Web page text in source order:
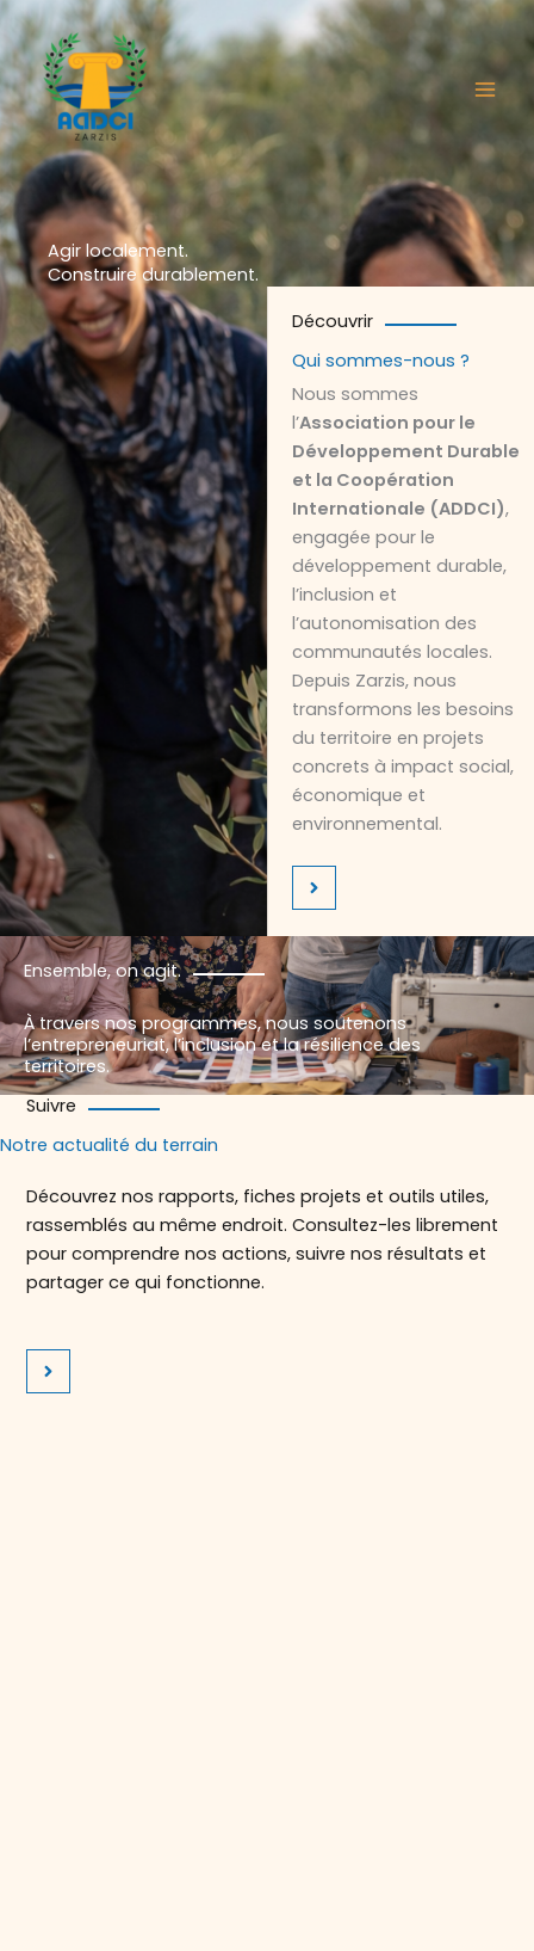
Aller
au
contenu
Agir localement.
Construire durablement.
Ensemble, on agit.
À travers nos programmes, nous soutenons
l’entrepreneuriat, l’inclusion et la résilience des
territoires.
Découvrir
Qui sommes-nous ?
Nous sommes
l’Association pour le
Développement Durable
et la Coopération
Internationale (ADDCI),
engagée pour le
développement durable,
l’inclusion et
l’autonomisation des
communautés locales.
Depuis Zarzis, nous
transformons les besoins
du territoire en projets
concrets à impact social,
économique et
environnemental.
Suivre
Notre actualité du terrain
Découvrez nos rapports, fiches projets et outils utiles,
rassemblés au même endroit. Consultez-les librement
pour comprendre nos actions, suivre nos résultats et
partager ce qui fonctionne.